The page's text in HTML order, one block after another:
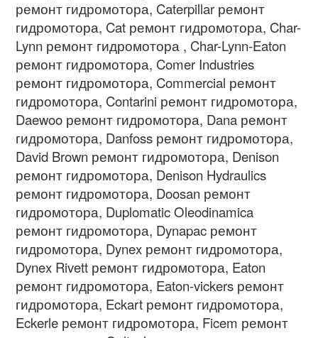
ремонт гидромотора, Caterpillar ремонт
гидромотора, Cat ремонт гидромотора, Char-
Lynn ремонт гидромотора , Char-Lynn-Eaton
ремонт гидромотора, Comer Industries
ремонт гидромотора, Commercial ремонт
гидромотора, Contarini ремонт гидромотора,
Daewoo ремонт гидромотора, Dana ремонт
гидромотора, Danfoss ремонт гидромотора,
David Brown ремонт гидромотора, Denison
ремонт гидромотора, Denison Hydraulics
ремонт гидромотора, Doosan ремонт
гидромотора, Duplomatic Oleodinamica
ремонт гидромотора, Dynapac ремонт
гидромотора, Dynex ремонт гидромотора,
Dynex Rivett ремонт гидромотора, Eaton
ремонт гидромотора, Eaton-vickers ремонт
гидромотора, Eckart ремонт гидромотора,
Eckerle ремонт гидромотора, Ficem ремонт